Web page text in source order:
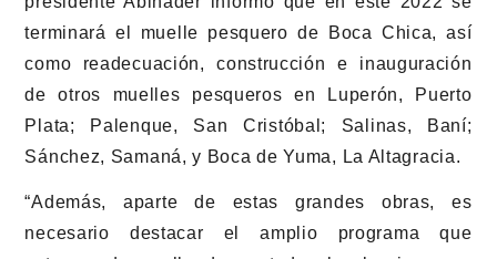
terminará el muelle pesquero de Boca Chica, así
como readecuación, construcción e inauguración
de otros muelles pesqueros en Luperón, Puerto
Plata; Palenque, San Cristóbal; Salinas, Baní;
Sánchez, Samaná, y Boca de Yuma, La Altagracia.
“Además, aparte de estas grandes obras, es
necesario destacar el amplio programa que